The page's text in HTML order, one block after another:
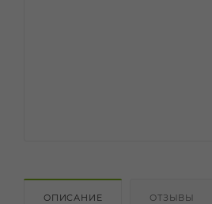
ОПИСАНИЕ ОТЗЫВЫ